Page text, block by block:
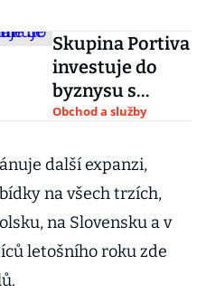
Skupina Portiva
investuje do
byznysu s
ojetinami.
evropským
trhem
Obchod a služby
další expanzi,
na všech trzích,
na Slovensku a v
letošního roku zde